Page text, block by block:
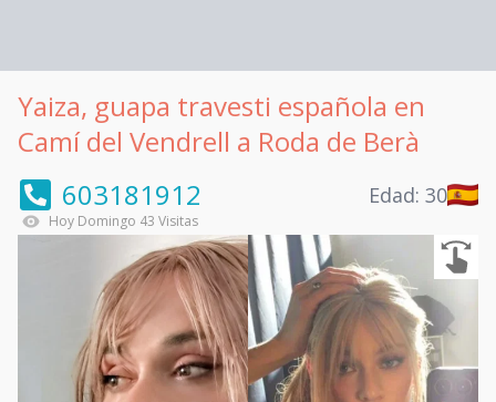
Yaiza, guapa travesti española en
Camí del Vendrell a Roda de Berà
603181912
Edad: 30
Hoy Domingo 43 Visitas